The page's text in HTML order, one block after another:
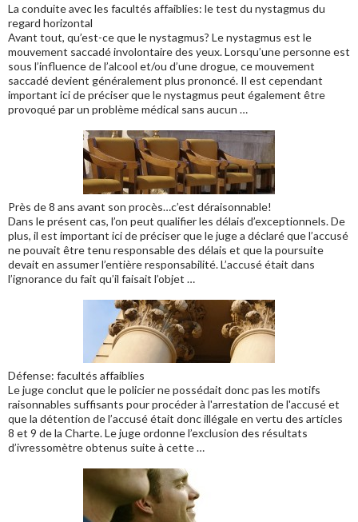
La conduite avec les facultés affaiblies: le test du nystagmus du
regard horizontal
Avant tout, qu’est-ce que le nystagmus? Le nystagmus est le
mouvement saccadé involontaire des yeux. Lorsqu’une personne est
sous l’influence de l’alcool et/ou d’une drogue, ce mouvement
saccadé devient généralement plus prononcé. Il est cependant
important ici de préciser que le nystagmus peut également être
provoqué par un problème médical sans aucun …
Près de 8 ans avant son procès…c’est déraisonnable!
Dans le présent cas, l’on peut qualifier les délais d’exceptionnels. De
plus, il est important ici de préciser que le juge a déclaré que l’accusé
ne pouvait être tenu responsable des délais et que la poursuite
devait en assumer l’entière responsabilité. L’accusé était dans
l’ignorance du fait qu’il faisait l’objet …
Défense: facultés affaiblies
Le juge conclut que le policier ne possédait donc pas les motifs
raisonnables suffisants pour procéder à l'arrestation de l'accusé et
que la détention de l’accusé était donc illégale en vertu des articles
8 et 9 de la Charte. Le juge ordonne l’exclusion des résultats
d’ivressomètre obtenus suite à cette …